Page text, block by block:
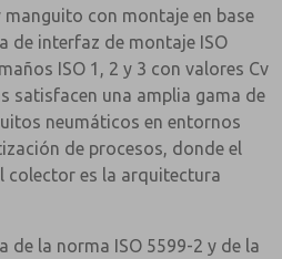
con montaje en base
de interfaz de montaje ISO
ISO 1, 2 y 3 con valores Cv
satisfacen una amplia gama de
neumáticos en entornos
de procesos, donde el
colector es la arquitectura
de la norma ISO 5599-2 y de la